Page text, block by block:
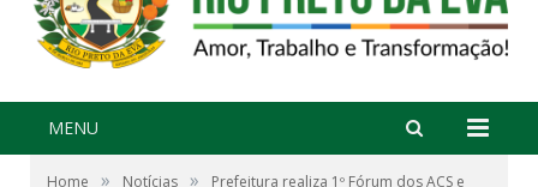
MENU
Home » Notícias »
Prefeitura realiza 1º Fórum dos ACS e